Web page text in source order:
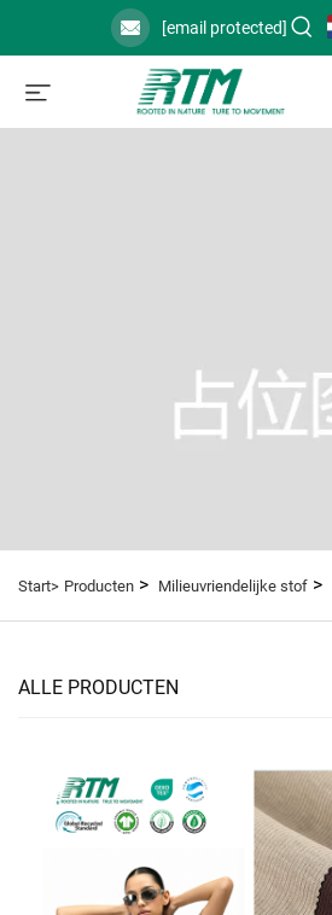
[email protected]
Start> Producten > Milieuvriendelijke stof >
ALLE PRODUCTEN